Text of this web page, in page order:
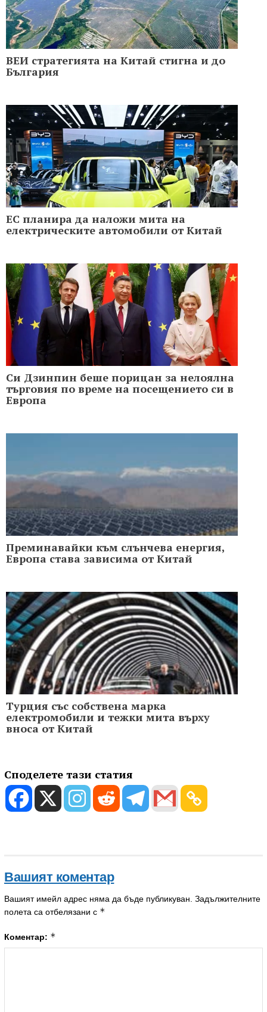
ВЕИ стратегията на Китай стигна и до
България
ЕС планира да наложи мита на
електрическите автомобили от Китай
Си Дзинпин беше порицан за нелоялна
търговия по време на посещението си в
Европа
Преминавайки към слънчева енергия,
Европа става зависима от Китай
Турция със собствена марка
електромобили и тежки мита върху
вноса от Китай
Споделете тази статия
Вашият коментар
Вашият имейл адрес няма да бъде публикуван. Задължителните
полета са отбелязани с *
Коментар: *